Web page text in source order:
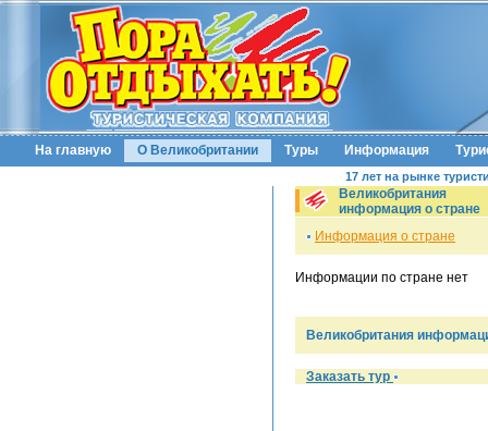
На главную О Великобритании Туры Информация
17 лет на рынке
Великобритания
информация о стране
Информация о стране
Информации по стране нет
Великобритания
Заказать тур